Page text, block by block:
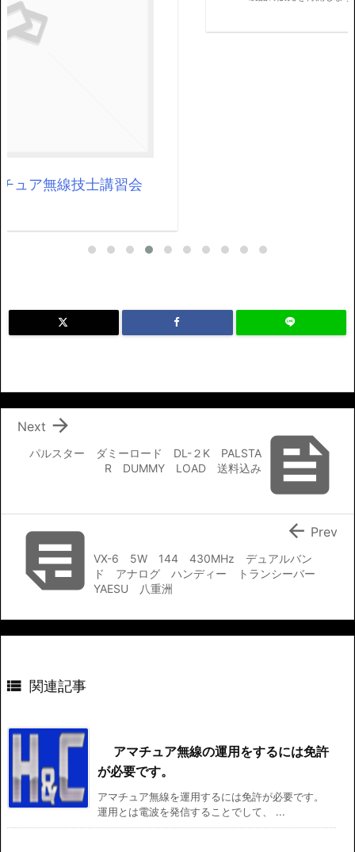

パルスター ダミーロード DL-２K PALSTA
R DUMMY LOAD 送料込み

Next
VX-6 5W 144 430MHz デュアルバン
ド アナログ ハンディー トランシーバー
YAESU 八重洲
 Prev
 関連記事
アマチュア無線の運用をするには免許
が必要です。
アマチュア無線を運用するには免許が必要です。
運用とは電波を発信することでして、 ...